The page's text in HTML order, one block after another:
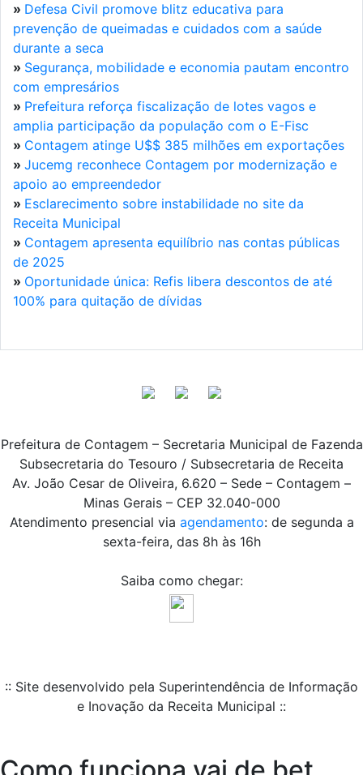
» Defesa Civil promove blitz educativa para
prevenção de queimadas e cuidados com a saúde
durante a seca
» Segurança, mobilidade e economia pautam encontro
com empresários
» Prefeitura reforça fiscalização de lotes vagos e
amplia participação da população com o E-Fisc
» Contagem atinge U$$ 385 milhões em exportações
» Jucemg reconhece Contagem por modernização e
apoio ao empreendedor
» Esclarecimento sobre instabilidade no site da
Receita Municipal
» Contagem apresenta equilíbrio nas contas públicas
de 2025
» Oportunidade única: Refis libera descontos de até
100% para quitação de dívidas
Prefeitura de Contagem – Secretaria Municipal de Fazenda
Subsecretaria do Tesouro / Subsecretaria de Receita
Av. João Cesar de Oliveira, 6.620 – Sede – Contagem –
Minas Gerais – CEP 32.040-000
Atendimento presencial via agendamento: de segunda a
sexta-feira, das 8h às 16h
Saiba como chegar:
:: Site desenvolvido pela Superintendência de Informação
e Inovação da Receita Municipal ::